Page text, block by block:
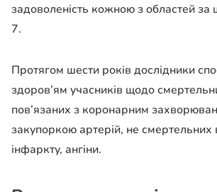
задоволеність кожною з областей
7.
Протягом шести років дослідники
здоров’ям учасників щодо
пов’язаних з коронарним
закупоркою артерій, не смертельних
інфаркту, ангіни.